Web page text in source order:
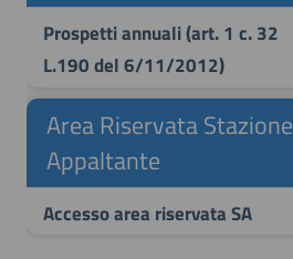
Prospetti annuali (art. 1 c. 32
L.190 del 6/11/2012)
Area Riservata Stazione
Appaltante
Accesso area riservata SA